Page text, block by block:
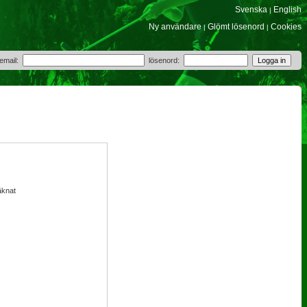
Svenska | English
Ny användare | Glömt lösenord | Cookies
lösenord: